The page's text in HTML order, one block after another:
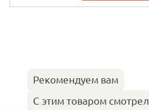
Рекомендуем вам
С этим товаром